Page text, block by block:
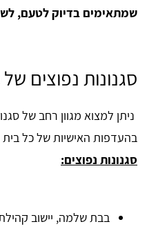
שמתאימים בדיוק לטעם,
סגנונות נפוצים
ניתן למצוא מגוון רחב של
בהעדפות האישיות של כל בית
סגנונות נפוצים:
בבת שלמה, יישוב